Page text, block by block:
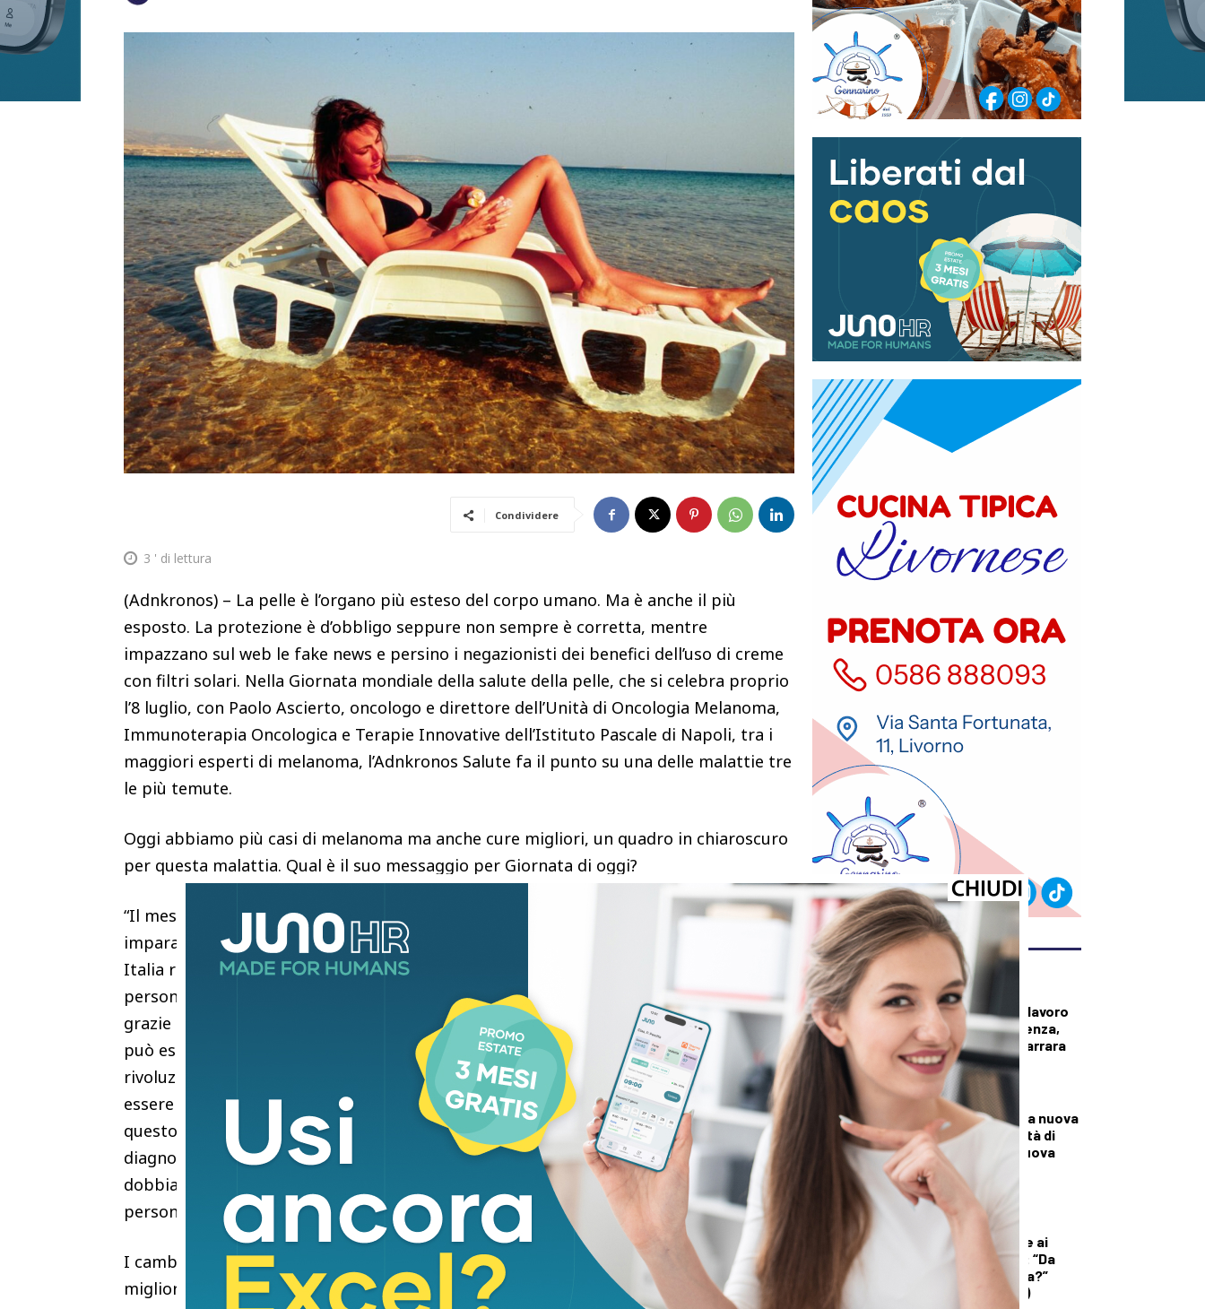
Condividere
3 ' di lettura
(Adnkronos) – La pelle è l’organo più esteso del corpo umano. Ma è anche il più
esposto. La protezione è d’obbligo seppure non sempre è corretta, mentre
impazzano sul web le fake news e persino i negazionisti dei benefici dell’uso di creme
con filtri solari. Nella Giornata mondiale della salute della pelle, che si celebra proprio
l’8 luglio, con Paolo Ascierto, oncologo e direttore dell’Unità di Oncologia Melanoma,
Immunoterapia Oncologica e Terapie Innovative dell’Istituto Pascale di Napoli, tra i
maggiori esperti di melanoma, l’Adnkronos Salute fa il punto su una delle malattie tre
le più temute.
Oggi abbiamo più casi di melanoma ma anche cure migliori, un quadro in chiaroscuro
per questa malattia. Qual è il suo messaggio per Giornata di oggi?
“Il messaggio è duplice: non dobbiamo avere paura del melanoma, ma dobbiamo
imparare a rispettarlo. Da un lato, l’incidenza continua ad aumentare. Ogni anno in
Italia registriamo circa 15.000 nuovi casi. E il melanoma colpisce sempre più spesso
persone giovani. Dall’altro, però, viviamo un momento straordinario della ricerca:
grazie all’immunoterapia oggi circa la metà dei pazienti con melanoma metastatico
può essere guarita, un risultato impensabile fino a pochi anni fa. Ma la vera
rivoluzione resta la prevenzione. Un melanoma diagnosticato precocemente può
essere guarito nella quasi totalità dei casi con un semplice intervento chirurgico. Per
questo la Giornata mondiale della pelle deve ricordarci che la migliore cura è ancora la
diagnosi precoce. Infatti, oggi possiamo curare molto meglio il melanoma, ma non
dobbiamo mai dimenticare che il nostro obiettivo non è avere pazienti da curare, ma
persone da non far ammalare”.
I cambiamenti climatici influiscono sulla vulnerabilità della pelle? E cosa fare per
migliorare la protezione?
ULTIMI ARTICOLI
CRONACA
Operaio morto sul lavoro
in un’azienda di Avenza,
lutto cittadino a Carrara
per i funerali
CRONACA
A Palazzo Mazzini la nuova
Casa della Comunità di
Pontremoli: è la nuova
sede della sanità
territoriale
DEMOGRAFICA
Licia Colò risponde ai
commenti sull’età: “Da
quando è un’offesa?”
(solo per le donne)